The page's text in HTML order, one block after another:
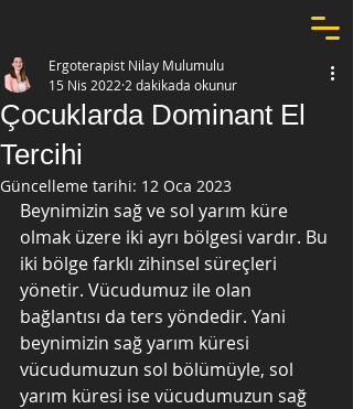
Çocuklarda Dominant El
Tercihi
Ergoterapist Nilay Mulumulu
15 Nis 2022 2 dakikada okunur
Güncelleme tarihi: 12 Oca 2023
Beynimizin sağ ve sol yarım küre
olmak üzere iki ayrı bölgesi vardır. Bu
iki bölge farklı zihinsel süreçleri
yönetir. Vücudumuz ile olan
bağlantısı da ters yöndedir. Yani
beynimizin sağ yarım küresi
vücudumuzun sol bölümüyle, sol
yarım küresi ise vücudumuzun sağ